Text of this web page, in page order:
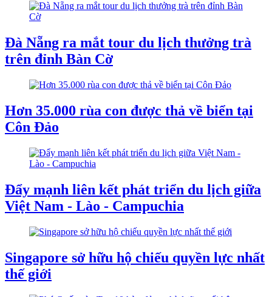
Đà Nẵng ra mắt tour du lịch thưởng trà
trên đỉnh Bàn Cờ
Hơn 35.000 rùa con được thả về biển tại
Côn Đảo
Đẩy mạnh liên kết phát triển du lịch giữa
Việt Nam - Lào - Campuchia
Singapore sở hữu hộ chiếu quyền lực nhất
thế giới